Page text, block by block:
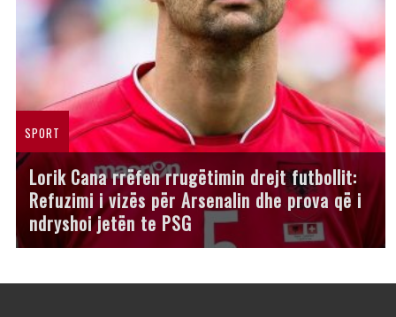
SPORT
Lorik Cana rrëfen rrugëtimin drejt futbollit:
Refuzimi i vizës për Arsenalin dhe prova që i
ndryshoi jetën te PSG